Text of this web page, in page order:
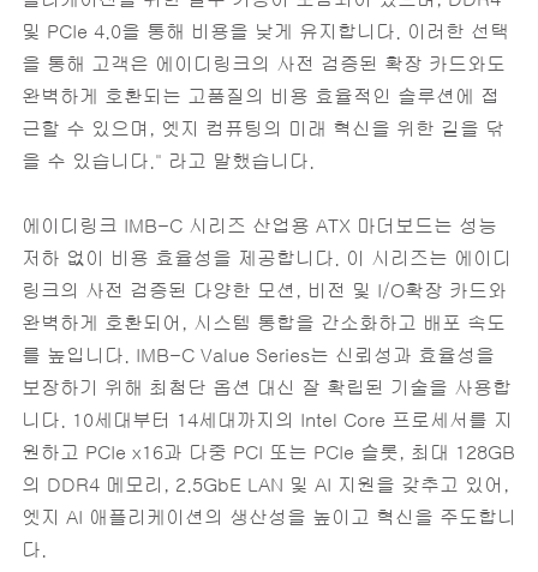
및 PCIe 4.0을 통해 비용을 낮게 유지합니다. 이러한 선택
을 통해 고객은 에이디링크의 사전 검증된 확장 카드와도
완벽하게 호환되는 고품질의 비용 효율적인 솔루션에 접
근할 수 있으며, 엣지 컴퓨팅의 미래 혁신을 위한 길을 닦
을 수 있습니다." 라고 말했습니다.
에이디링크 IMB-C 시리즈 산업용 ATX 마더보드는 성능
저하 없이 비용 효율성을 제공합니다. 이 시리즈는 에이디
링크의 사전 검증된 다양한 모션, 비전 및 I/O확장 카드와
완벽하게 호환되어, 시스템 통합을 간소화하고 배포 속도
를 높입니다. IMB-C Value Series는 신뢰성과 효율성을
보장하기 위해 최첨단 옵션 대신 잘 확립된 기술을 사용합
니다. 10세대부터 14세대까지의 Intel Core 프로세서를 지
원하고 PCIe x16과 다중 PCI 또는 PCIe 슬롯, 최대 128GB
의 DDR4 메모리, 2.5GbE LAN 및 AI 지원을 갖추고 있어,
엣지 AI 애플리케이션의 생산성을 높이고 혁신을 주도합니
다.